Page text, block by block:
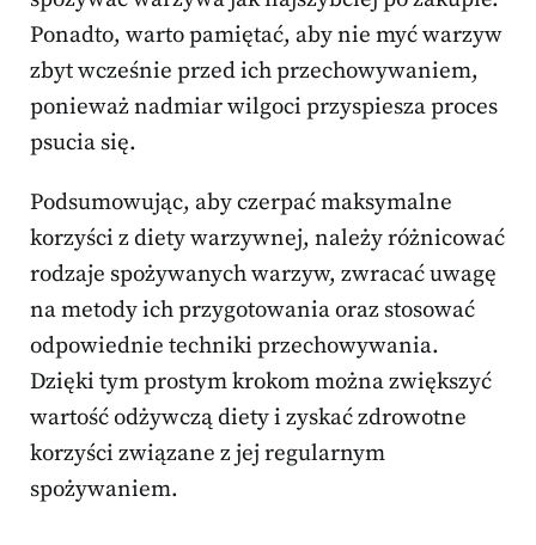
Ponadto, warto pamiętać, aby nie myć warzyw
zbyt wcześnie przed ich przechowywaniem,
ponieważ nadmiar wilgoci przyspiesza proces
psucia się.
Podsumowując, aby czerpać maksymalne
korzyści z diety warzywnej, należy różnicować
rodzaje spożywanych warzyw, zwracać uwagę
na metody ich przygotowania oraz stosować
odpowiednie techniki przechowywania.
Dzięki tym prostym krokom można zwiększyć
wartość odżywczą diety i zyskać zdrowotne
korzyści związane z jej regularnym
spożywaniem.